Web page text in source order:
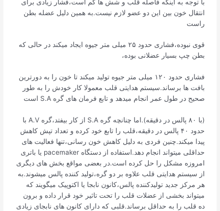
با توجه به اینکه فاصله قلب و شش ها کم است،فشار زیادی برای
انتقال خون بین این دو عضو لازم نیست.به همین دلیل عضله بطن
راست
قوی نبوده،فشاری حدود ۲۵ میلی متر جیوه ایجاد میکند در حالی که
بطن چپ بسیار عضلانی بوده،
فشاری حدود ۱۲۰ میلی متر جیوه تولید میکند تا خون را به دورترین
بافت ها برساند.سیستم هدایتی قلب معمولا کار خودش را به طور
صحیح در طول عمر انجام میدهد و تابع فرمان های گره S.A است
(با ۸۰ پالس در دقیقه).اما چنانچه گره S.A از کار بیفتد،گره A.V با
حدود ۴۰ پالس در دقیقه،قلب را تابع خود کرده و تعداد تپش کاهش
پیدا میکند.چنین فردی به دلیل کاهش خون رسانی،تنها فعالیت های
حداقلی میتواند انجام دهد.استفاده از دستگاه pacemaker یا باتری
امروزه مشکل را حل کرده است.در بعضی مواقع بخش های دیگری
از سیستم هدایتی قلب علاوه بر دو گره،تولید کننده پالس میشوند.به
هر مرکز جدید تولیدکننده پالس،کانون نابجا یا اکتوپیک میگویند که
میتواند بخشی از عضلات قلب را تحت تاثیر خود قرار داده و برون
ده قلب را به حداقل برساند.قلبی که دارای کانون های نابجای زیادی